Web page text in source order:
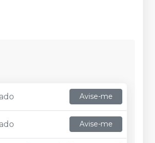
Avise-me
Avise-me